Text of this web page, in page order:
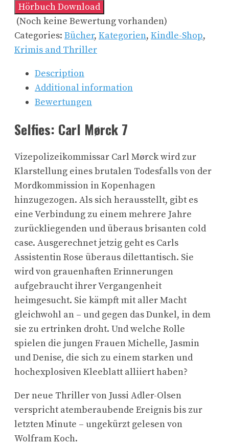
Hörbuch Download
(Noch keine Bewertung vorhanden)
Categories: Bücher, Kategorien, Kindle-Shop,
Krimis and Thriller
Description
Additional information
Bewertungen
Selfies: Carl Mørck 7
Vizepolizeikommissar Carl Mørck wird zur
Klarstellung eines brutalen Todesfalls von der
Mordkommission in Kopenhagen
hinzugezogen. Als sich herausstellt, gibt es
eine Verbindung zu einem mehrere Jahre
zurückliegenden und überaus brisanten cold
case. Ausgerechnet jetzig geht es Carls
Assistentin Rose überaus dilettantisch. Sie
wird von grauenhaften Erinnerungen
aufgebraucht ihrer Vergangenheit
heimgesucht. Sie kämpft mit aller Macht
gleichwohl an – und gegen das Dunkel, in dem
sie zu ertrinken droht. Und welche Rolle
spielen die jungen Frauen Michelle, Jasmin
und Denise, die sich zu einem starken und
hochexplosiven Kleeblatt alliiert haben?
Der neue Thriller von Jussi Adler-Olsen
verspricht atemberaubende Ereignis bis zur
letzten Minute – ungekürzt gelesen von
Wolfram Koch.